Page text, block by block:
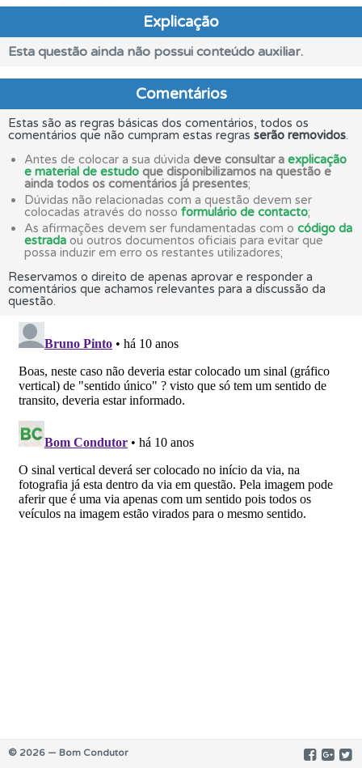
Explicação
Esta questão ainda não possui conteúdo auxiliar.
Comentários
Estas são as regras básicas dos comentários, todos os
comentários que não cumpram estas regras serão removidos.
Antes de colocar a sua dúvida deve consultar a explicação
e material de estudo que disponibilizamos na questão e
ainda todos os comentários já presentes;
Dúvidas não relacionadas com a questão devem ser
colocadas através do nosso formulário de contacto;
As afirmações devem ser fundamentadas com o código da
estrada ou outros documentos oficiais para evitar que
possa induzir em erro os restantes utilizadores;
Reservamos o direito de apenas aprovar e responder a
comentários que achamos relevantes para a discussão da
questão.
© 2026 — Bom Condutor